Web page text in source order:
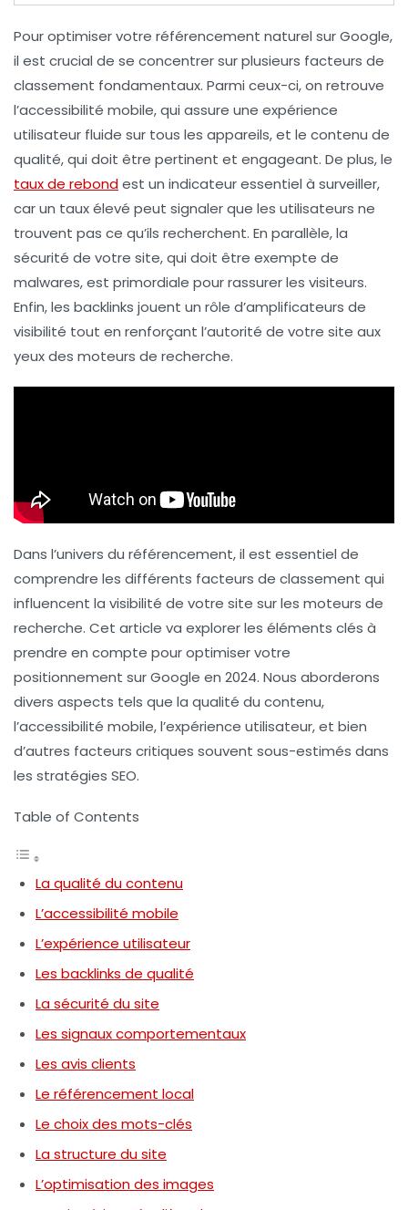
Pour optimiser votre référencement naturel sur Google,
il est crucial de se concentrer sur plusieurs facteurs de
classement fondamentaux. Parmi ceux-ci, on retrouve
l’accessibilité mobile, qui assure une expérience
utilisateur fluide sur tous les appareils, et le contenu de
qualité, qui doit être pertinent et engageant. De plus, le
taux de rebondest un indicateur essentiel à surveiller,
car un taux élevé peut signaler que les utilisateurs ne
trouvent pas ce qu’ils recherchent. En parallèle, la
sécurité de votre site, qui doit être exempte de
malwares, est primordiale pour rassurer les visiteurs.
Enfin, les backlinks jouent un rôle d’amplificateurs de
visibilité tout en renforçant l’autorité de votre site aux
yeux des moteurs de recherche.
Dans l’univers du référencement, il est essentiel de
comprendre les différents facteurs de classement qui
influencent la visibilité de votre site sur les moteurs de
recherche. Cet article va explorer les éléments clés à
prendre en compte pour optimiser votre
positionnement sur Google en 2024. Nous aborderons
divers aspects tels que la qualité du contenu,
l’accessibilité mobile, l’expérience utilisateur, et bien
d’autres facteurs critiques souvent sous-estimés dans
les stratégies SEO.
Table of Contents
La qualité du contenu
L’accessibilité mobile
L’expérience utilisateur
Les backlinks de qualité
La sécurité du site
Les signaux comportementaux
Les avis clients
Le référencement local
Le choix des mots-clés
La structure du site
L’optimisation des images